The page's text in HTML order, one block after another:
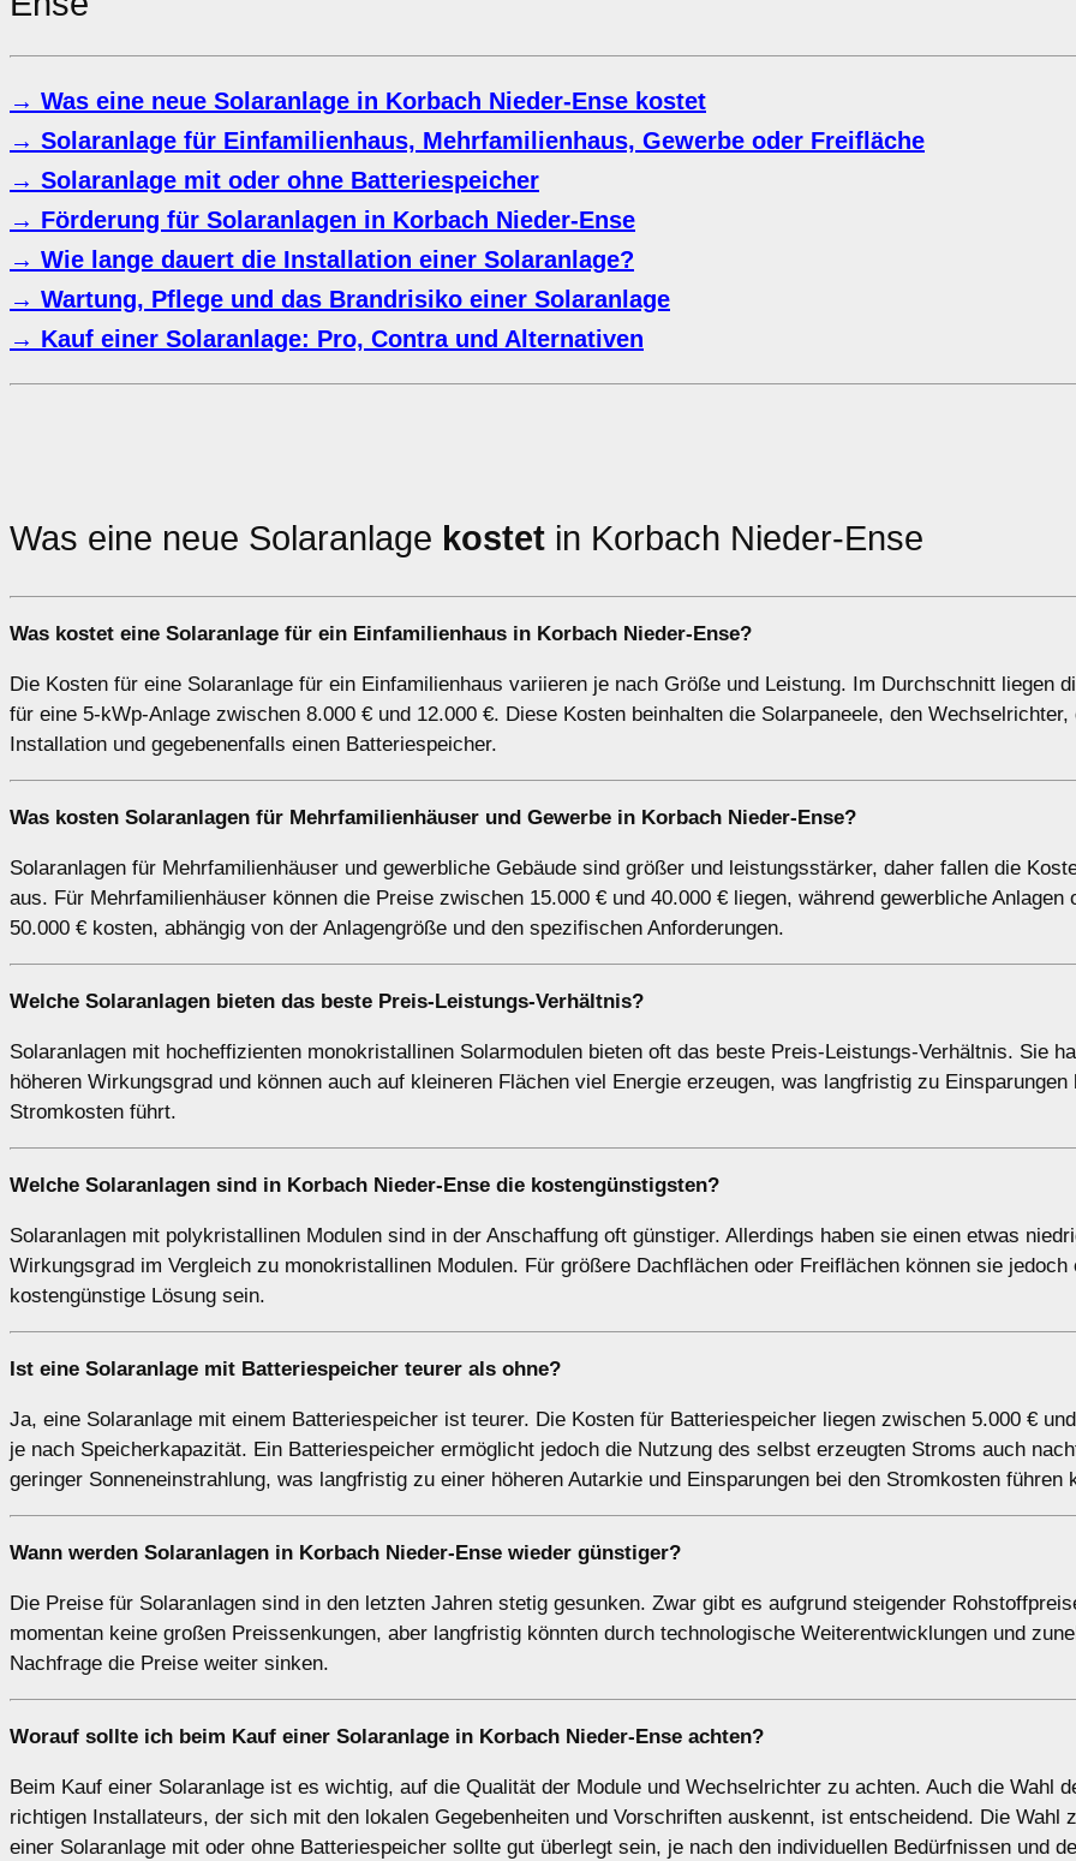
→ Was eine neue Solaranlage in Korbach Nieder-Ense kostet
→ Solaranlage für Einfamilienhaus, Mehrfamilienhaus, Gewerbe oder Freifläche
→ Solaranlage mit oder ohne Batteriespeicher
→ Förderung für Solaranlagen in Korbach Nieder-Ense
→ Wie lange dauert die Installation einer Solaranlage?
→ Wartung, Pflege und das Brandrisiko einer Solaranlage
→ Kauf einer Solaranlage: Pro, Contra und Alternativen
Was eine neue Solaranlage kostet in Korbach Nieder-Ense
Was kostet eine Solaranlage für ein Einfamilienhaus in Korbach Nieder-Ense?
Die Kosten für eine Solaranlage für ein Einfamilienhaus variieren je nach Größe und Leistung. Im Durchschnitt liegen
für eine 5-kWp-Anlage zwischen 8.000 € und 12.000 €. Diese Kosten beinhalten die Solarpaneele, den Wechselrichter,
Installation und gegebenenfalls einen Batteriespeicher.
Was kosten Solaranlagen für Mehrfamilienhäuser und Gewerbe in Korbach Nieder-Ense?
Solaranlagen für Mehrfamilienhäuser und gewerbliche Gebäude sind größer und leistungsstärker, daher fallen die
aus. Für Mehrfamilienhäuser können die Preise zwischen 15.000 € und 40.000 € liegen, während gewerbliche Anlagen
50.000 € kosten, abhängig von der Anlagengröße und den spezifischen Anforderungen.
Welche Solaranlagen bieten das beste Preis-Leistungs-Verhältnis?
Solaranlagen mit hocheffizienten monokristallinen Solarmodulen bieten oft das beste Preis-Leistungs-Verhältnis. Sie
höheren Wirkungsgrad und können auch auf kleineren Flächen viel Energie erzeugen, was langfristig zu Einsparungen
Stromkosten führt.
Welche Solaranlagen sind in Korbach Nieder-Ense die kostengünstigsten?
Solaranlagen mit polykristallinen Modulen sind in der Anschaffung oft günstiger. Allerdings haben sie einen etwas
Wirkungsgrad im Vergleich zu monokristallinen Modulen. Für größere Dachflächen oder Freiflächen können sie jedoch
kostengünstige Lösung sein.
Ist eine Solaranlage mit Batteriespeicher teurer als ohne?
Ja, eine Solaranlage mit einem Batteriespeicher ist teurer. Die Kosten für Batteriespeicher liegen zwischen 5.000 €
je nach Speicherkapazität. Ein Batteriespeicher ermöglicht jedoch die Nutzung des selbst erzeugten Stroms auch
geringer Sonneneinstrahlung, was langfristig zu einer höheren Autarkie und Einsparungen bei den Stromkosten führen
Wann werden Solaranlagen in Korbach Nieder-Ense wieder günstiger?
Die Preise für Solaranlagen sind in den letzten Jahren stetig gesunken. Zwar gibt es aufgrund steigender
momentan keine großen Preissenkungen, aber langfristig könnten durch technologische Weiterentwicklungen und
Nachfrage die Preise weiter sinken.
Worauf sollte ich beim Kauf einer Solaranlage in Korbach Nieder-Ense achten?
Beim Kauf einer Solaranlage ist es wichtig, auf die Qualität der Module und Wechselrichter zu achten. Auch die Wahl
richtigen Installateurs, der sich mit den lokalen Gegebenheiten und Vorschriften auskennt, ist entscheidend. Die Wahl
einer Solaranlage mit oder ohne Batteriespeicher sollte gut überlegt sein, je nach den individuellen Bedürfnissen und